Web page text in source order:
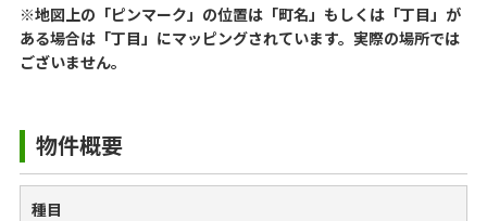
※地図上の「ピンマーク」の位置は「町名」もしくは「丁目」が
ある場合は「丁目」にマッピングされています。 実際の場所では
ございません。
物件概要
種目